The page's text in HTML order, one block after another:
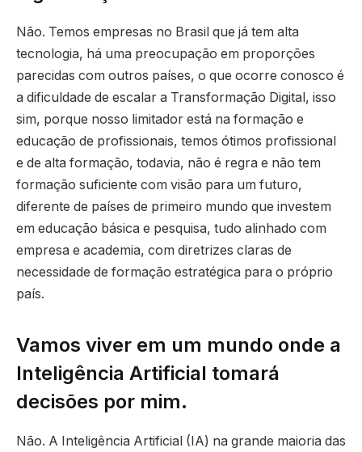
Não. Temos empresas no Brasil que já tem alta
tecnologia, há uma preocupação em proporções
parecidas com outros países, o que ocorre conosco é
a dificuldade de escalar a Transformação Digital, isso
sim, porque nosso limitador está na formação e
educação de profissionais, temos ótimos profissional
e de alta formação, todavia, não é regra e não tem
formação suficiente com visão para um futuro,
diferente de países de primeiro mundo que investem
em educação básica e pesquisa, tudo alinhado com
empresa e academia, com diretrizes claras de
necessidade de formação estratégica para o próprio
país.
Vamos viver em um mundo onde a
Inteligência Artificial tomará
decisões por mim.
Não. A Inteligência Artificial (IA) na grande maioria das